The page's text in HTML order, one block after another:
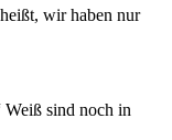
wir haben nur
sind noch in